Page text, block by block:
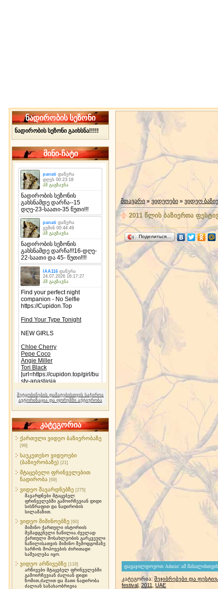
ნადირობის სეზონი
ნადირობის სეზონი გაიხსნა!!!!!
მინი-ჩატი
შეტყობინების დამატებისთვის საჭიროა
ავტორიზაცია და ფორუმში აქტიურობა
კატეგორია
ქართული ვიდეო ბაზიერობაზე
[99]
საუკეთესო ვიდეოები
(ბაზიერობაზე) [21]
მტაცებელი ფრინველებით
ნადირობა [69]
ვიდეო შავარდნებზე [275]
შავარდნები მტაცებელ
ფრინველებში გამოირჩევიან დიდი
სისწრაფით და ნადირობის
სილამაზით.
ვიდეო მიმინოებზე [60]
მიმინო ქართული ისტორიის
შემადგენელი ნაწილია.ძველად
ქართული მოსახლეობის გარკვეული
ნაწილისათვის მიმინო შემოდგომაზე
სარჩოს მოპოვების ძირითადი
საშუალება იყო.
ვიდეო არწივებზე [118]
არწივები მტაცებელ ფრინველებში
გამოირჩევიან ძალიან დიდი
ზომით,ძალით და მათი ნადირობა
ძალიან სანახაობრივია
მთავარი »ვიდეოები » ვიდეო
2011 წლის ბაზიერთა
Поделиться…
კატეგორია: შეჯიბრებები და
festival 2011
UAE